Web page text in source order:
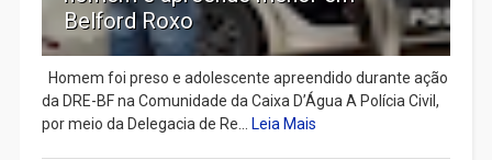
Belford Roxo
Homem foi preso e adolescente apreendido durante ação
da DRE-BF na Comunidade da Caixa D’Água A Polícia Civil,
por meio da Delegacia de Re...
Leia Mais